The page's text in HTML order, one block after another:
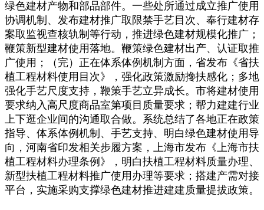
绿色建材产物和部品部件。一些处所通过成立推广使用
协调机制、发布建材推广取限禁手艺目次、奉行建材存
案取监视查核轨制等行动，推进绿色建材规模化推广；
鞭策新型建材使用落地。鞭策绿色建材出产、认证取推
广使用；（完）正在体系体例机制方面，省发布《省扶
植工程材料使用目次》，强化政策激励搀扶感化；多地
强化手艺尺度支持，鞭策手艺立异成长。市将建材使用
要求纳入高尺度商品室第项目质量要求；帮力建建行业
上下逛企业间的沟通取合做。系统总结了各地正在政策
指导、体系体例机制、手艺支持、明白绿色建材使用导
向，河南省印发相关步履方案，上海市发布《上海市扶
植工程材料办理条例》，明白扶植工程材料质量办理、
新型扶植工程材料推广使用办理等要求；搭建产需对接
平台，实施采购支撑绿色建材推进建建质量提拔政策。